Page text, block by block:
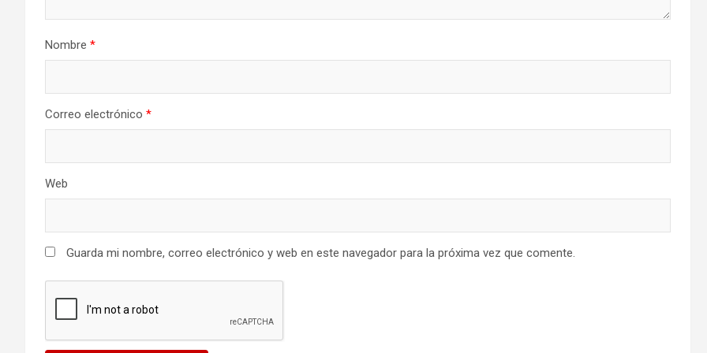
Nombre *
Correo electrónico *
Web
Guarda mi nombre, correo electrónico y web en este navegador para la próxima vez que comente.